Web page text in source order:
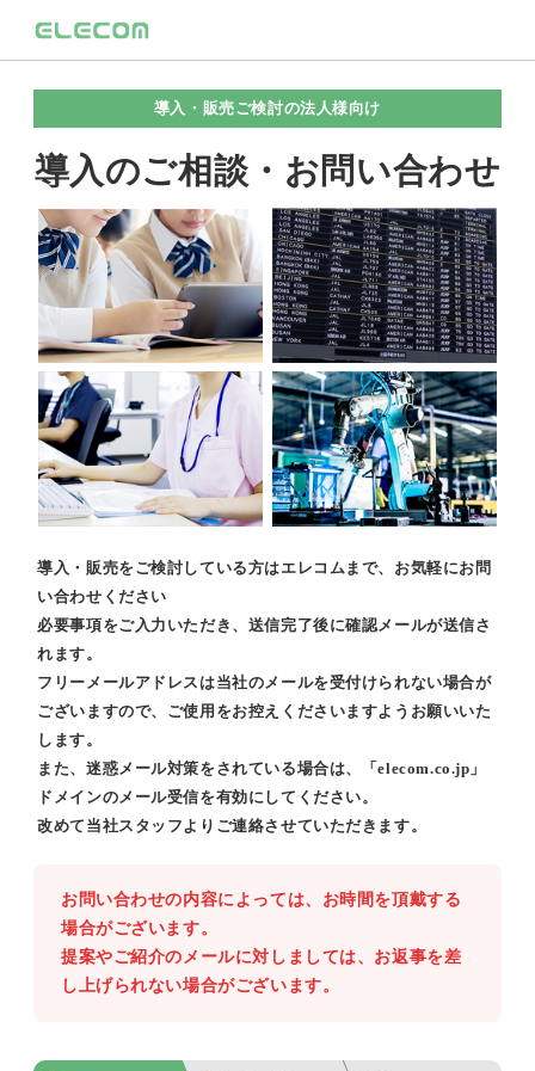
導入・販売ご検討の法人様向け
導入のご相談・お問い合わせ
導入・販売をご検討している方はエレコムまで、お気軽にお問
い合わせください
必要事項をご入力いただき、送信完了後に確認メールが送信さ
れます。
フリーメールアドレスは当社のメールを受付けられない場合が
ございますので、ご使用をお控えくださいますようお願いいた
します。
また、迷惑メール対策をされている場合は、「elecom.co.jp」
ドメインのメール受信を有効にしてください。
改めて当社スタッフよりご連絡させていただきます。
お問い合わせの内容によっては、お時間を頂戴する
場合がございます。
提案やご紹介のメールに対しましては、お返事を差
し上げられない場合がございます。